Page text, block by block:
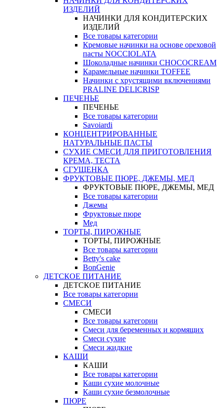
ИЗДЕЛИЙ
НАЧИНКИ ДЛЯ КОНДИТЕРСКИХ
ИЗДЕЛИЙ
Все товары категории
Кремовые начинки на основе ореховой
пасты NOCCIOLATA
Шоколадные начинки CHOCOCREAM
Карамельные начинки TOFFEE
Начинки с хрустящими включениями
PRALINE DELICRISP
ПЕЧЕНЬЕ
ПЕЧЕНЬЕ
Все товары категории
Savoiardi
КОНЦЕНТРИРОВАННЫЕ
НАТУРАЛЬНЫЕ ПАСТЫ
СУХИЕ СМЕСИ ДЛЯ ПРИГОТОВЛЕНИЯ
КРЕМА, ТЕСТА
СГУЩЕНКА
ФРУКТОВЫЕ ПЮРЕ, ДЖЕМЫ, МЕД
ФРУКТОВЫЕ ПЮРЕ, ДЖЕМЫ, МЕД
Все товары категории
Джемы
Фруктовые пюре
Мед
ТОРТЫ, ПИРОЖНЫЕ
ТОРТЫ, ПИРОЖНЫЕ
Все товары категории
Betty's cake
BonGenie
ДЕТСКОЕ ПИТАНИЕ
ДЕТСКОЕ ПИТАНИЕ
Все товары категории
СМЕСИ
СМЕСИ
Все товары категории
Смеси для беременных и кормящих
Смеси сухие
Смеси жидкие
КАШИ
КАШИ
Все товары категории
Каши сухие молочные
Каши сухие безмолочные
ПЮРЕ